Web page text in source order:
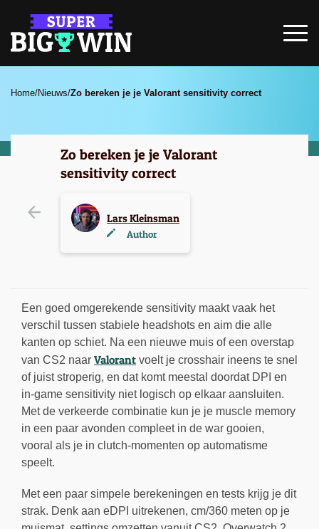
Home/Nieuws/Zo bereken je je Valorant sensitivity correct
Zo bereken je je Valorant
sensitivity correct
Lars Kleinsman
Author
Een goed omgerekende sensitivity maakt vaak het
verschil tussen stabiele headshots en aim die alle
kanten op schiet. Na een nieuwe muis of een overstap
van CS2 naar Valorant voelt je crosshair ineens te snel
of juist stroperig, en dat komt meestal doordat DPI en
in-game sensitivity niet logisch op elkaar aansluiten.
Met de verkeerde combinatie kun je je muscle memory
in een paar avonden compleet in de war gooien,
vooral als je in clutch-momenten op automatisme
speelt.
Met een paar simpele berekeningen en tests krijg je dit
strak. Denk aan eDPI uitrekenen, cm/360 meten op je